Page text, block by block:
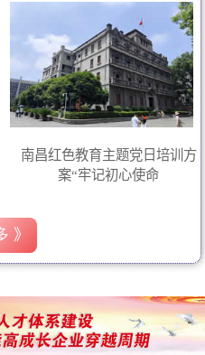
南昌红色教育主题党日培训方
案“牢记初心使命
》